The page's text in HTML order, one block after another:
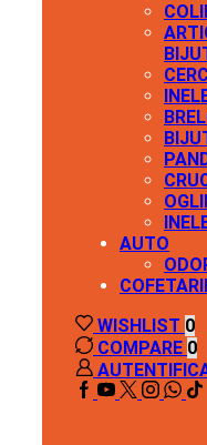
AUTO
WISHLIST 0
COMPARE 0
FACEBOOK
YOUTUBE
TWITTER